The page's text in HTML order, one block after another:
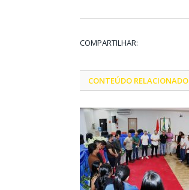
COMPARTILHAR:
CONTEÚDO RELACIONADO